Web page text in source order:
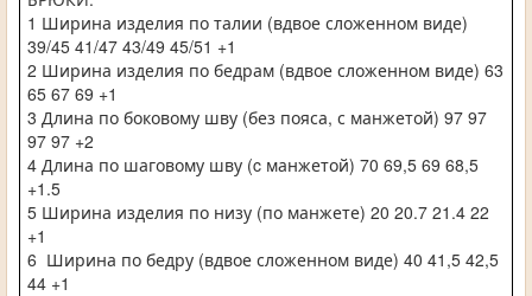
1 Ширина изделия по талии (вдвое сложенном виде)
39/45 41/47 43/49 45/51 +1
2 Ширина изделия по бедрам (вдвое сложенном виде) 63
65 67 69 +1
3 Длина по боковому шву (без пояса, с манжетой) 97 97
97 97 +2
4 Длина по шаговому шву (c манжетой) 70 69,5 69 68,5
+1.5
5 Ширина изделия по низу (по манжете) 20 20.7 21.4 22
+1
6 Ширина по бедру (вдвое сложенном виде) 40 41,5 42,5
44 +1